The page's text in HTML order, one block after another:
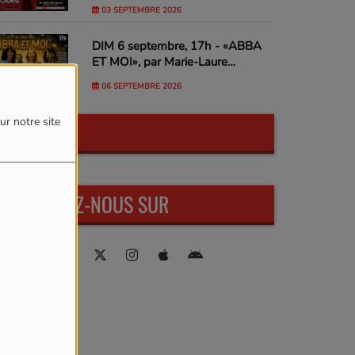
notre site
03 SEPTEMBRE 2026
DIM 6 septembre, 17h - «ABBA
ET MOI», par Marie-Laure
Sanchez
06 SEPTEMBRE 2026
RETROUVEZ-NOUS SUR